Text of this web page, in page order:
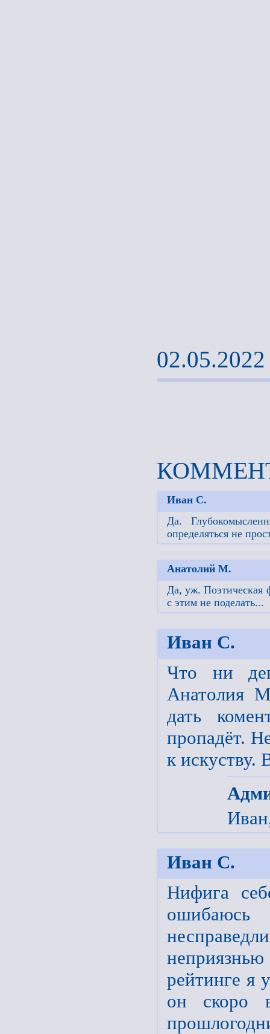
Иван С.
Да.
определяться не
Анатолий М.
Да, уж. Поэтическая
с этим не поделать...
Иван С.
Что ни
Анатолия
дать
пропадёт.
к
Иван С.
Нифига
рейтинге я
он скоро